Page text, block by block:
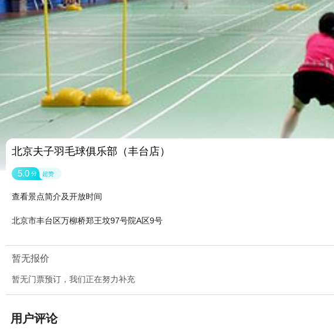
北京夫子羽毛球俱乐部（丰台店）
5.0 分 超赞
查看景点简介及开放时间
北京市丰台区万柳桥郑王坟97号院A区9号
暂无报价
暂无门票预订，我们正在努力补充
用户评论